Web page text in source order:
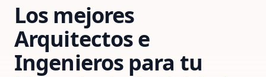
Los mejores
Arquitectos e
Ingenieros para tu